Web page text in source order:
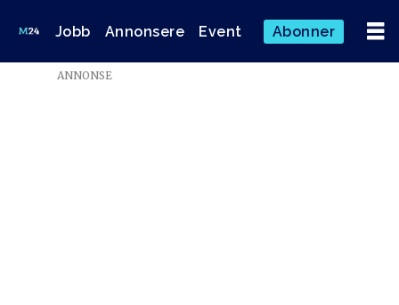
Jobb Annonsere Event Abonner
ANNONSE